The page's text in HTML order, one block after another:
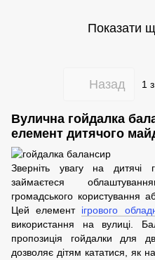
Показати
Назад 1
Вулична гойдалка
елемент дитячого
Зверніть увагу на
займаєтеся
громадського користування
Цей елемент ігрового
використання на вулиці.
пропозиція гойдалки для
дозволяє дітям кататися, як